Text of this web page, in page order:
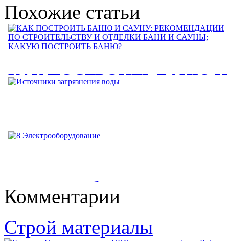
Похожие статьи
КАК ПОСТРОИТЬ БАНЮ И
ОТДЕЛКИ БАНИ И САУНЫ;
КАК ПОСТРОИТЬ БАНЮ И САУНУ: РЕКОМЕНДАЦИИ
ПО СТРОИТЕЛЬСТВУ И ОТДЕЛКИ БАНИ И САУНЫ;...
Источники загрязнения воды
8 Электрооборудование
АККУМУЛЯТОРНАЯ БАТАРЕЯ 80B ФАРЫ...
Комментарии
Строй материалы